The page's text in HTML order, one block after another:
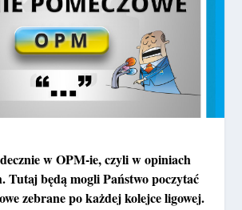
w OPM-ie, czyli w opiniach
Tutaj będą mogli Państwo poczytać
zebrane po każdej kolejce ligowej.